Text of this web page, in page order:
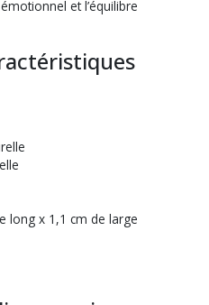
et l’équilibre
long x 1,1 cm de large